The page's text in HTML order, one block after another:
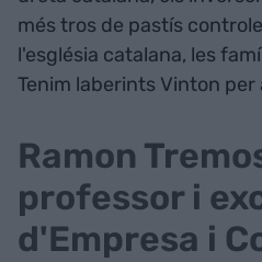
més tros de pastís
l'església catalana, les
Tenim laberints Vinton per
Ramon
professor i
d'Empresa i